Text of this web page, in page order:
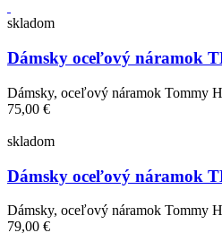
skladom
Dámsky oceľový náramok
Dámsky, oceľový náramok Tommy
75,00 €
skladom
Dámsky oceľový náramok
Dámsky, oceľový náramok Tommy
79,00 €